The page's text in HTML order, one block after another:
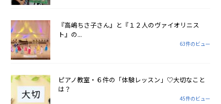
『高嶋ちさ子さん』と『１２人のヴァイオリニス
ト』の...
63件のビュー
ピアノ教室・６件の「体験レッスン」♡大切なこと
は？
45件のビュー